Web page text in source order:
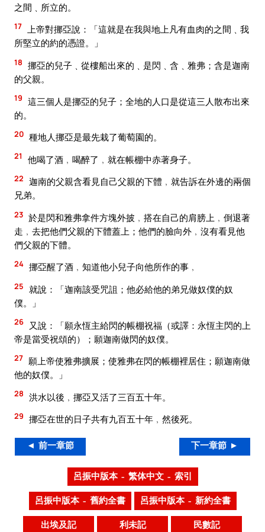
之間﹑所立的。
17 上帝對挪亞說：「這就是在我與地上凡有血肉的之間﹑我
所堅立的約的憑證。」
18 挪亞的兒子﹑從樓船出來的﹑是閃﹑含﹑雅弗；含是迦南
的父親。
19 這三個人是挪亞的兒子；全地的人口是從這三人散布出來
的。
20 種地人挪亞是最先栽了葡萄園的。
21 他喝了酒﹐喝醉了﹐就在帳棚中赤著身子。
22 迦南的父親含看見自己父親的下體﹐就告訴在外邊的兩個
兄弟。
23 於是閃和雅弗拿件方塊外披﹐搭在自己的肩膀上﹐倒退著
走﹐去把他們父親的下體蓋上；他們的臉向外﹐沒有看見他
們父親的下體。
24 挪亞醒了酒﹐知道他小兒子向他所作的事﹐
25 就說：「迦南該受咒詛；他必給他的弟兄做奴僕的奴
僕。」
26
又說：「願永恆主給閃的帳棚祝福（或譯：永恆主閃的上
帝是當受祝頌的）；願迦南做閃的奴僕。
27 願上帝使雅弗擴展；使雅弗在閃的帳棚裡居住；願迦南做
他的奴僕。」
28 洪水以後﹐挪亞又活了三百五十年。
29 挪亞在世的日子共有九百五十年﹐然後死。
◄ 前一章節 下一章節 ►
呂振中版本 – 繁体中文 – 索引
呂振中版本 – 舊約全書 呂振中版本 – 新約全書
出埃及記 利未記 民數記